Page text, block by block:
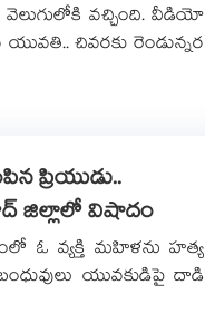
వచ్చింది. వీడియో
చివరకు రెండున్నర
ప్రియుడు..
జిల్లాలో విషాదం
ఓ వ్యక్తి మహిళను హత్య
యువకుడిపై దాడి